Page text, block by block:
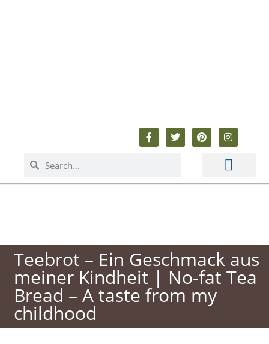
Teebrot – Ein Geschmack aus
meiner Kindheit | No-fat Tea
Bread – A taste from my
childhood